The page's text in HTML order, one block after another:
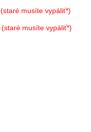
(staré musíte vypáliť*)
(staré musíte vypáliť*)